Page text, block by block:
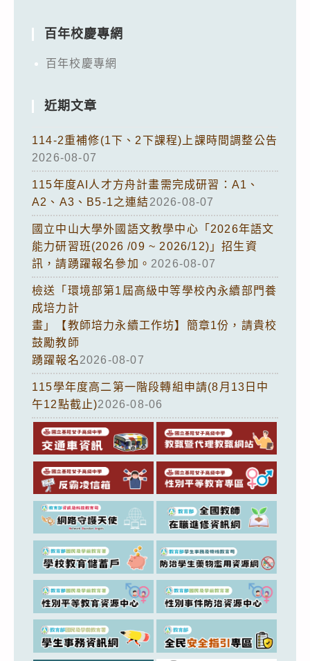
百年校慶專網
百年校慶專網
近期文章
114-2重補修(1下、2下課程)上課時間調整公告
2026-08-07
115年度AI人才方舟計畫需完成研習：A1、
A2、A3、B5-1之連結2026-08-07
國立中山大學外國語文教學中心「2026年語文
能力研習班(2026 /09 ~ 2026/12)」招生資
訊，請踴躍報名參加。 2026-08-07
檢送「環境部第1屆高級中等學校內永續部門養
成培力計
畫」【教師培力永續工作坊】簡章1份，請貴校
鼓勵教師
踴躍報名2026-08-07
115學年度高二第一階段轉組申請(8月13日中
午12點截止)2026-08-06